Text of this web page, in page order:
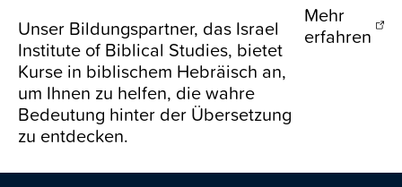
Unser Bildungspartner, das Israel
Institute of Biblical Studies, bietet
Kurse in biblischem Hebräisch an,
um Ihnen zu helfen, die wahre
Bedeutung hinter der Übersetzung
zu entdecken.
Mehr
erfahren